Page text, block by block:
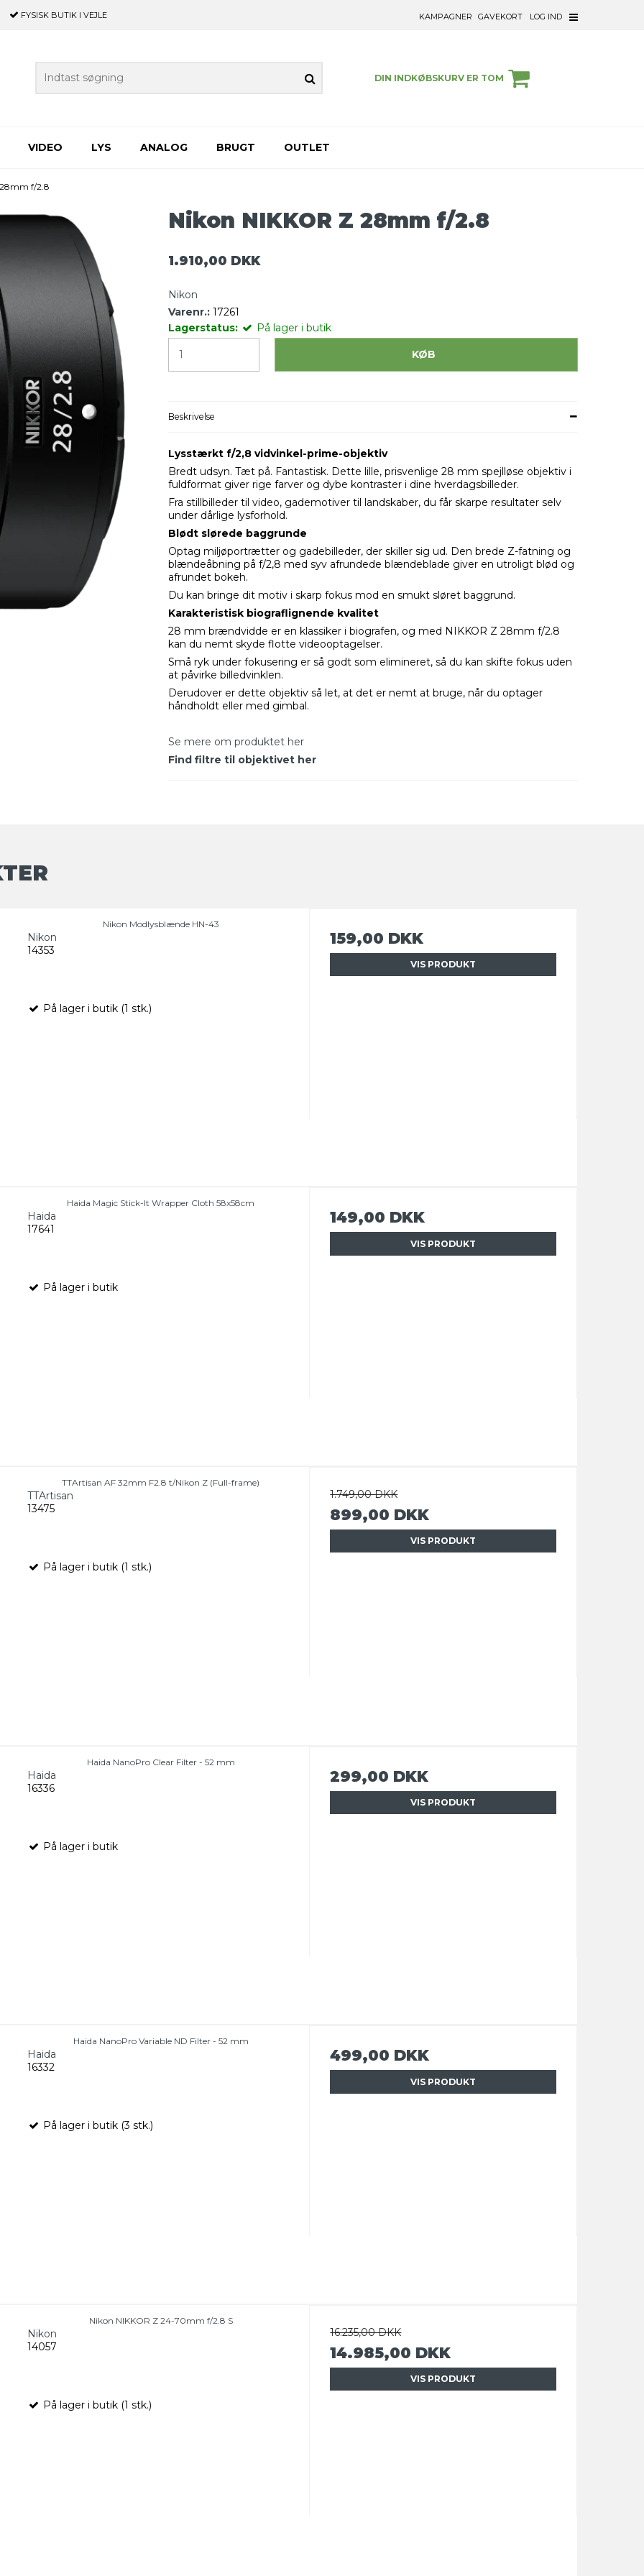
FYSISK BUTIK I VEJLE KAMPAGNER GAVEKORT LOG IND
DIN INDKØBSKURV ER TOM
VIDEO LYS ANALOG BRUGT OUTLET
f/2.8
Nikon NIKKOR Z 28mm f/2.8
1.910,00 DKK
Nikon
Varenr.: 17261
Lagerstatus:
På lager i butik
KØB
Beskrivelse
Lysstærkt f/2,8 vidvinkel-prime-objektiv
Bredt udsyn. Tæt på. Fantastisk. Dette lille, prisvenlige 28 mm spejlløse objektiv i
fuldformat giver rige farver og dybe kontraster i dine hverdagsbilleder.
Fra stillbilleder til video, gademotiver til landskaber, du får skarpe resultater selv
under dårlige lysforhold.
Blødt slørede baggrunde
Optag miljøportrætter og gadebilleder, der skiller sig ud. Den brede Z-fatning og
blændeåbning på f/2,8 med syv afrundede blændeblade giver en utroligt blød og
afrundet bokeh.
Du kan bringe dit motiv i skarp fokus mod en smukt sløret baggrund.
Karakteristisk biograflignende kvalitet
28 mm brændvidde er en klassiker i biografen, og med NIKKOR Z 28mm f/2.8
kan du nemt skyde flotte videooptagelser.
Små ryk under fokusering er så godt som elimineret, så du kan skifte fokus uden
at påvirke billedvinklen.
Derudover er dette objektiv så let, at det er nemt at bruge, når du optager
håndholdt eller med gimbal.
Se mere om produktet her
Find filtre til objektivet her
Nikon Modlysblænde HN-43
Nikon
14353
På lager i butik (1 stk.)
159,00 DKK
VIS PRODUKT
Haida Magic Stick-It Wrapper Cloth 58x58cm
Haida
17641
På lager i butik
149,00 DKK
VIS PRODUKT
TTArtisan AF 32mm F2.8 t/Nikon Z (Full-frame)
TTArtisan
13475
På lager i butik (1 stk.)
1.749,00 DKK
899,00 DKK
VIS PRODUKT
Haida NanoPro Clear Filter - 52 mm
Haida
16336
På lager i butik
299,00 DKK
VIS PRODUKT
Haida NanoPro Variable ND Filter - 52 mm
Haida
16332
På lager i butik (3 stk.)
499,00 DKK
VIS PRODUKT
Nikon NIKKOR Z 24-70mm f/2.8 S
Nikon
14057
På lager i butik (1 stk.)
16.235,00 DKK
14.985,00 DKK
VIS PRODUKT